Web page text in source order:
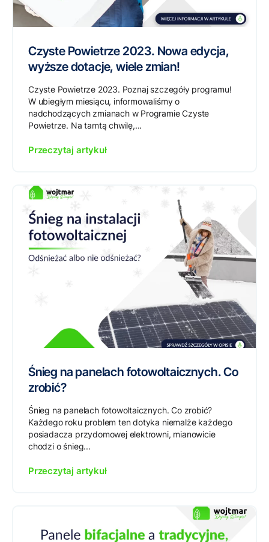
Czyste Powietrze 2023. Nowa edycja,
wyższe dotacje, wiele zmian!
Czyste Powietrze 2023. Poznaj szczegóły programu!
W ubiegłym miesiącu, informowaliśmy o
nadchodzących zmianach w Programie Czyste
Powietrze. Na tamtą chwilę,...
Przeczytaj artykuł
Śnieg na panelach fotowoltaicznych. Co
zrobić?
Śnieg na panelach fotowoltaicznych. Co zrobić?
Każdego roku problem ten dotyka niemalże każdego
posiadacza przydomowej elektrowni, mianowicie
chodzi o śnieg...
Przeczytaj artykuł